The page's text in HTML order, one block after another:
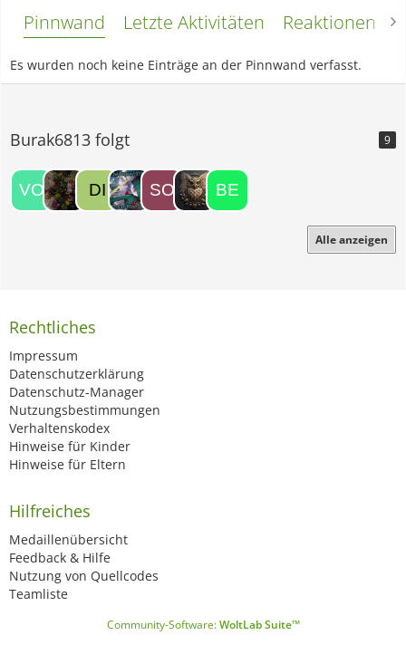
Pinnwand Letzte Aktivitäten Reaktionen
Es wurden noch keine Einträge an der Pinnwand verfasst.
Burak6813 folgt 9
Alle anzeigen
Rechtliches
Impressum
Datenschutzerklärung
Datenschutz-Manager
Nutzungsbestimmungen
Verhaltenskodex
Hinweise für Kinder
Hinweise für Eltern
Hilfreiches
Medaillenübersicht
Feedback & Hilfe
Nutzung von Quellcodes
Teamliste
Community-Software:WoltLab Suite™